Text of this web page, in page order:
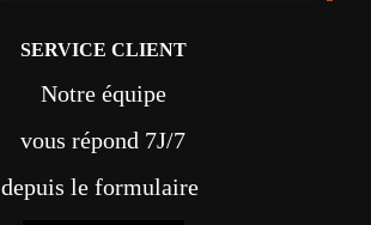
SERVICE CLIENT
Notre équipe
vous répond 7J/7
depuis le formulaire